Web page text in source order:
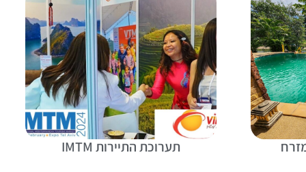
תערוכת התיירות IMTM